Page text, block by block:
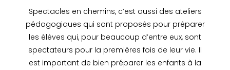
Spectacles en chemins, c’est aussi des ateliers
pédagogiques qui sont proposés pour préparer
les élèves qui, pour beaucoup d’entre eux, sont
spectateurs pour la premières fois de leur vie. Il
est important de bien préparer les enfants à la